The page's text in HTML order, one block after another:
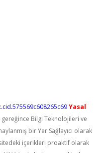
Yasal
gereğince Bilgi Teknolojileri ve
bir Yer Sağlayıcı olarak
içerikleri proaktif olarak